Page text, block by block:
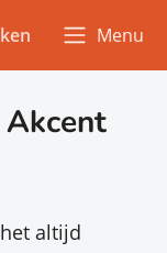
Menu
altijd